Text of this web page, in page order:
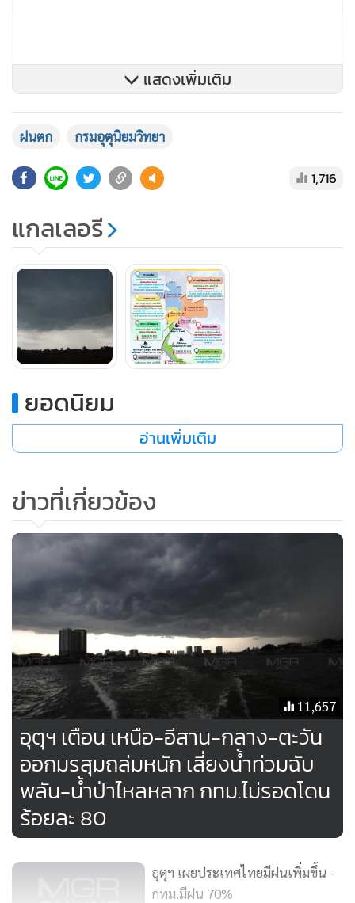
06:00 วันพรุ่งนี้
ภาคเหนือ มีฝนฟ้าคะนองร้อยละ 70 ของพื้นที่ กับมีฝนตกหนัก
บางแห่ง บริเวณจังหวัดแม่ฮ่องสอน เชียงใหม่ ลำพูน ลำปาง ตาก
สุโขทัย พิษณุโลก กำแพงเพชร พิจิตร และเพชรบูรณ์ อุณหภูมิ
ต่ำสุด 23-25 องศาเซลเซียส อุณหภูมิสูงสุด 31-34 องศาเซลเซียส
ลมตะวันออกเฉียงใต้ ความเร็ว 10-20 กม./ชม.
ภาคตะวันออกเฉียงเหนือ มีฝนฟ้าคะนองร้อยละ 70 ของพื้นที่
อุดรธานี หนองคาย บึงกาฬ ชัยภูมิ ขอนแก่น นครราชสีมา
บุรีรัมย์ สุรินทร์ ศรีสะเกษ และอุบลราชธานี อุณหภูมิต่ำสุด 22-
24 องศาเซลเซียส อุณหภูมิสูงสุด 31-33 องศาเซลเซียส ลมตะวัน
ออกเฉียงใต้ ความเร็ว 10-20 กม./ชม.
ภาคกลาง มีฝนฟ้าคะนองร้อยละ 80 ของพื้นที่ กับมีฝนตกหนัก
ถึงหนักมากบางแห่ง บริเวณจังหวัดนครสวรรค์ อุทัยธานี ชัยนาท
ลพบุรี สระบุรี สิงห์บุรี อ่างทอง พระนครศรีอยุธยา สุพรรณบุรี
กาญจนบุรี นครปฐม ราชบุรี สมุทรสงคราม และสมุทรสาคร
อุณหภูมิต่ำสุด 23-24 องศาเซลเซียส อุณหภูมิสูงสุด 31-34 องศา
เซลเซียส ลมตะวันตกเฉียงใต้ ความเร็ว 10-25 กม./ชม.
ภาคตะวันออก มีฝนฟ้าคะนองร้อยละ 80 ของพื้นที่ กับมีฝน
ตกหนักถึงหนักมากบางแห่ง บริเวณจังหวัดนครนายก ปราจีนบุรี
สระแก้ว ฉะเชิงเทรา ชลบุรี ระยอง จันทบุรี และตราด อุณหภูมิ
ต่ำสุด 22-24 องศาเซลเซียส อุณหภูมิสูงสุด 26-30 องศาเซลเซียส
เมตร บริเวณที่มีฝนฟ้าคะนองคลื่นสูงมากกว่า 2 เมตร
แสดงเพิ่มเติม
ฝนตก กรมอุตุนิยมวิทยา
1,716
แกลเลอรี
ยอดนิยม
อ่านเพิ่มเติม
ข่าวที่เกี่ยวข้อง
11,657
อุตุฯ เตือน เหนือ-อีสาน-กลาง-ตะวัน
ออกมรสุมถล่มหนัก เสี่ยงน้ำท่วมฉับ
พลัน-น้ำป่าไหลหลาก กทม.ไม่รอดโดน
ร้อยละ 80
อุตุฯ เผยประเทศไทยมีฝนเพิ่มขึ้น -
กทม.มีฝน 70%